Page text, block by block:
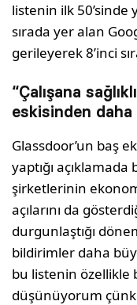
listenin ilk 50’sinde
sırada yer alan
gerileyerek 8’inci
“Çalışana
eskisinden daha
Glassdoor’un baş
yaptığı açıklamada
şirketlerinin
açılarını da
durgunlaştığı
bildirimler daha
bu listenin özellikle
düşünüyorum